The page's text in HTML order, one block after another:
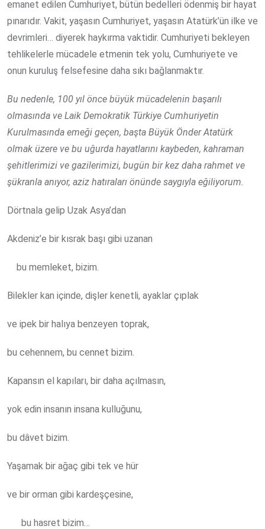
emanet edilen Cumhuriyet, bütün bedelleri ödenmiş bir hayat
pınarıdır. Vakit, yaşasın Cumhuriyet, yaşasın Atatürk’ün ilke ve
devrimleri… diyerek haykırma vaktidir. Cumhuriyeti bekleyen
tehlikelerle mücadele etmenin tek yolu, Cumhuriyete ve
onun kuruluş felsefesine daha sıkı bağlanmaktır.
Bu nedenle, 100 yıl önce büyük mücadelenin başarılı
olmasında ve Laik Demokratik Türkiye Cumhuriyetin
Kurulmasında emeği geçen, başta Büyük Önder Atatürk
olmak üzere ve bu uğurda hayatlarını kaybeden, kahraman
şehitlerimizi ve gazilerimizi, bugün bir kez daha rahmet ve
şükranla anıyor, aziz hatıraları önünde saygıyla eğiliyorum.
Dörtnala gelip Uzak Asya’dan
Akdeniz’e bir kısrak başı gibi uzanan
bu memleket, bizim.
Bilekler kan içinde, dişler kenetli, ayaklar çıplak
ve ipek bir halıya benzeyen toprak,
bu cehennem, bu cennet bizim.
Kapansın el kapıları, bir daha açılmasın,
yok edin insanın insana kulluğunu,
bu dâvet bizim.
Yaşamak bir ağaç gibi tek ve hür
ve bir orman gibi kardeşçesine,
bu hasret bizim…